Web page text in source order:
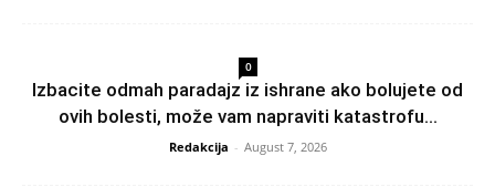
0
Izbacite odmah paradajz iz ishrane ako bolujete od
ovih bolesti, može vam napraviti katastrofu...
Redakcija - August 7, 2026